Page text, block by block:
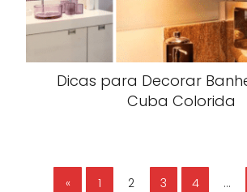
Dicas para Decorar
Cuba Colorida
« 1 2 3 4 …